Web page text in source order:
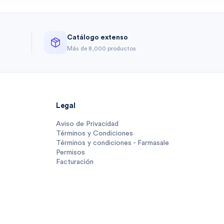
Catálogo extenso
Más de 8,000 productos
Legal
Aviso de Privacidad
Términos y Condiciones
Términos y condiciones - Farmasale
Permisos
Facturación